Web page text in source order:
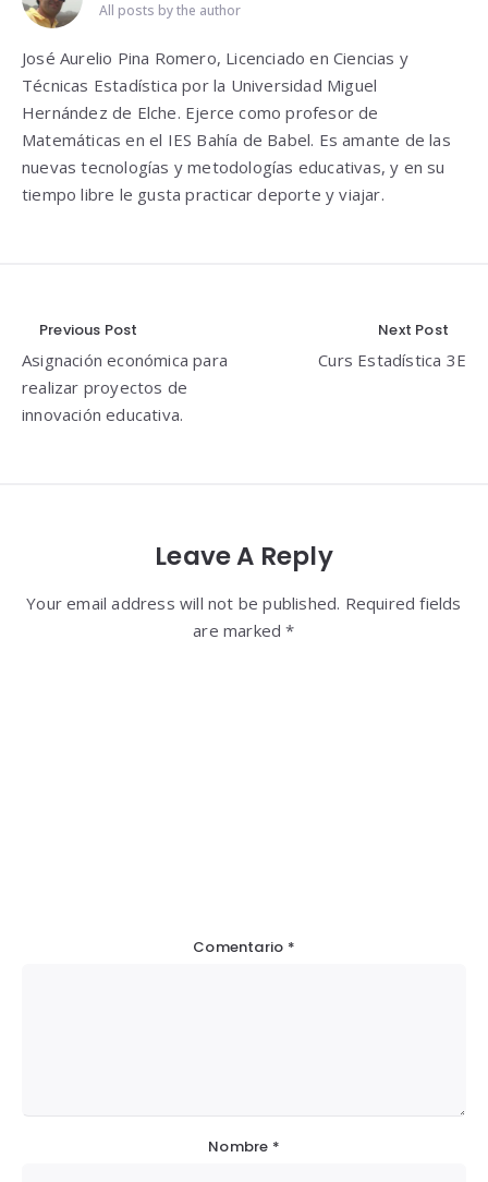
All posts by the author
José Aurelio Pina Romero, Licenciado en Ciencias y
Técnicas Estadística por la Universidad Miguel
Hernández de Elche. Ejerce como profesor de
Matemáticas en el IES Bahía de Babel. Es amante de las
nuevas tecnologías y metodologías educativas, y en su
tiempo libre le gusta practicar deporte y viajar.
Navegación
de
entradas
Previous Post
Asignación económica para
realizar proyectos de
innovación educativa.
Next Post
Curs Estadística 3E
Leave A Reply
Your email address will not be published. Required fields
are marked *
Comentario *
Nombre *